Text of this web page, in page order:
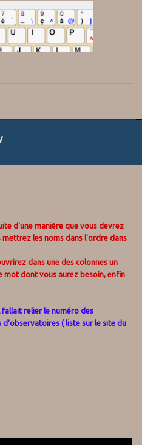
d'une manière que vous devrez
les noms dans l'ordre dans
dans une des colonnes un
mot dont vous aurez besoin, enfin
relier le numéro des
( liste sur le site du